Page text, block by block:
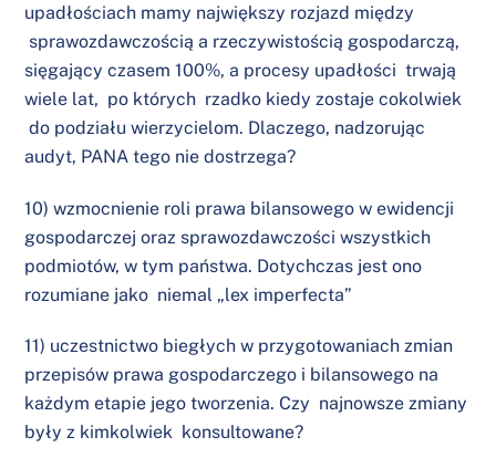
upadłościach mamy największy rozjazd między
sprawozdawczością a rzeczywistością gospodarczą,
sięgający czasem 100%, a procesy upadłości trwają
wiele lat, po których rzadko kiedy zostaje cokolwiek
do podziału wierzycielom. Dlaczego, nadzorując
audyt, PANA tego nie dostrzega?
10) wzmocnienie roli prawa bilansowego w ewidencji
gospodarczej oraz sprawozdawczości wszystkich
podmiotów, w tym państwa. Dotychczas jest ono
rozumiane jako niemal „lex imperfecta”
11) uczestnictwo biegłych w przygotowaniach zmian
przepisów prawa gospodarczego i bilansowego na
każdym etapie jego tworzenia. Czy najnowsze zmiany
były z kimkolwiek konsultowane?